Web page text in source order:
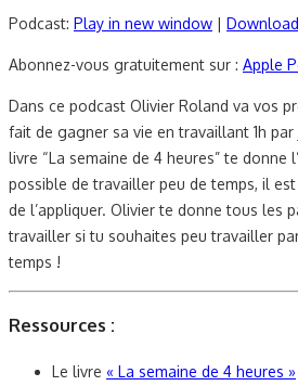
Podcast: Play in new window | Download
Abonnez-vous gratuitement sur : Apple
Dans ce podcast Olivier Roland va vos
fait de gagner sa vie en travaillant 1h par
livre “La semaine de 4 heures” te donne
possible de travailler peu de temps, il
de l’appliquer. Olivier te donne tous les
travailler si tu souhaites peu travailler
temps !
Ressources :
Le livre « La semaine de 4 heures »